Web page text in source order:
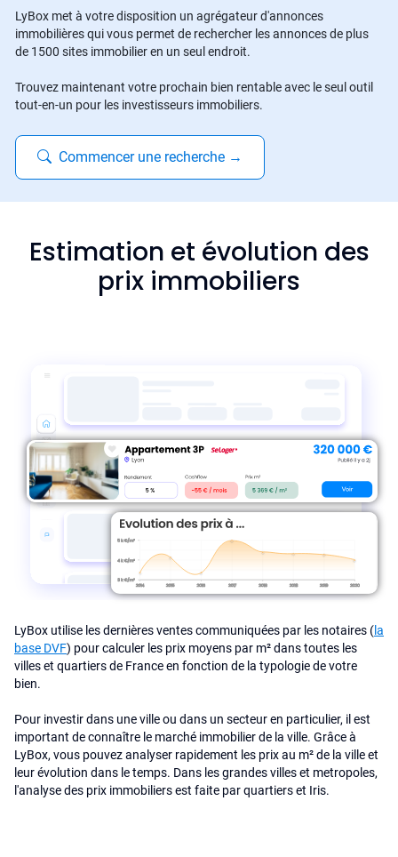
LyBox met à votre disposition un agrégateur d'annonces
immobilières qui vous permet de rechercher les annonces de plus
de 1500 sites immobilier en un seul endroit.
Trouvez maintenant votre prochain bien rentable avec le seul outil
tout-en-un pour les investisseurs immobiliers.
Commencer une recherche →
Estimation et évolution des
prix immobiliers
LyBox utilise les dernières ventes communiquées par les notaires (la
base DVF) pour calculer les prix moyens par m² dans toutes les
villes et quartiers de France en fonction de la typologie de votre
bien.
Pour investir dans une ville ou dans un secteur en particulier, il est
important de connaître le marché immobilier de la ville. Grâce à
LyBox, vous pouvez analyser rapidement les prix au m² de la ville et
leur évolution dans le temps. Dans les grandes villes et metropoles,
l'analyse des prix immobiliers est faite par quartiers et Iris.